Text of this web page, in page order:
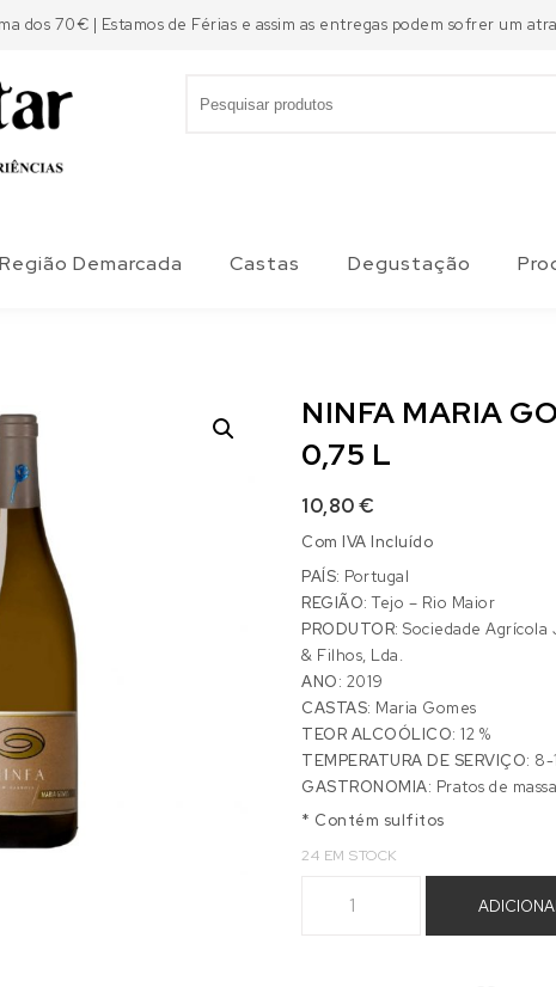
dos 70€ | Estamos de Férias e assim as entregas podem sofrer um
Região Demarcada Castas Degustação
NINFA MARIA
0,75 L
10,80€
Com IVA Incluído
PAÍS: Portugal
REGIÃO: Tejo – Rio Maior
PRODUTOR: Sociedade Agrícola
& Filhos, Lda.
ANO: 2019
CASTAS: Maria Gomes
TEOR ALCOÓLICO:12 %
TEMPERATURA DE SERVIÇO: 8-
GASTRONOMIA: Pratos de
* Contém sulfitos
24 EM STOCK